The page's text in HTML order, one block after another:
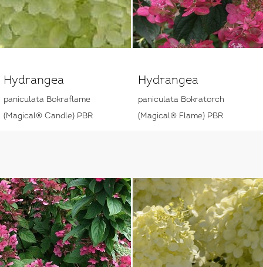
Hydrangea
paniculata Bokraflame
(Magical® Candle) PBR
Hydrangea
paniculata Bokratorch
(Magical® Flame) PBR